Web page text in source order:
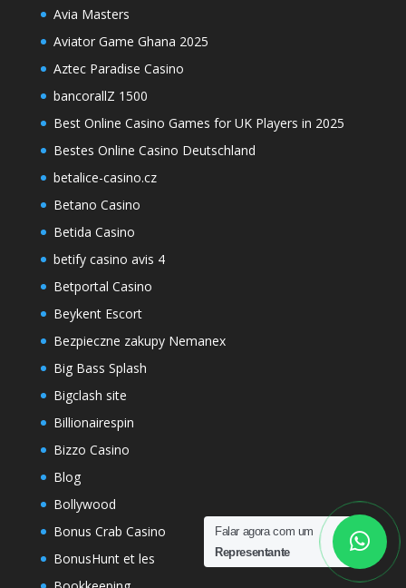
Falar agora com um
Representante
Avia Masters
Aviator Game Ghana 2025
Aztec Paradise Casino
bancorallZ 1500
Best Online Casino Games for UK Players in 2025
Bestes Online Casino Deutschland
betalice-casino.cz
Betano Casino
Betida Casino
betify casino avis 4
Betportal Casino
Beykent Escort
Bezpieczne zakupy Nemanex
Big Bass Splash
Bigclash site
Billionairespin
Bizzo Casino
Blog
Bollywood
Bonus Crab Casino
BonusHunt et les